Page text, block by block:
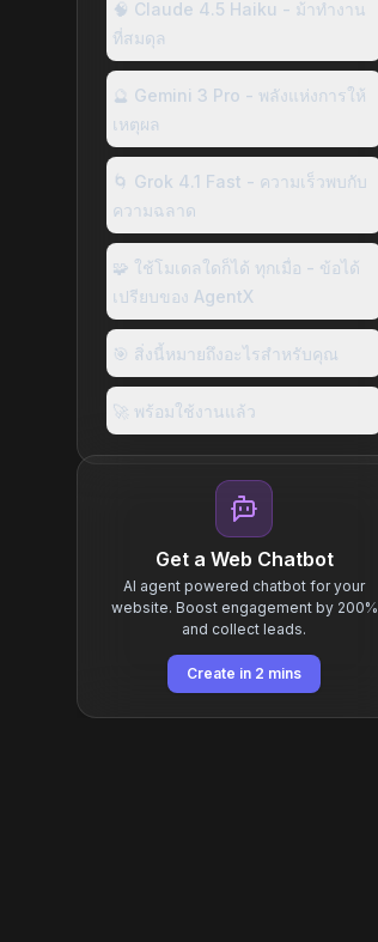
🧠 Claude 4.5 Haiku - ม้าทำงาน
ที่สมดุล
🔮 Gemini 3 Pro - พลังแห่งการให้
เหตุผล
🌀 Grok 4.1 Fast - ความเร็วพบกับ
ความฉลาด
🧩 ใช้โมเดลใดก็ได้ ทุกเมื่อ - ข้อได้
เปรียบของ AgentX
🎯 สิ่งนี้หมายถึงอะไรสำหรับคุณ
🚀 พร้อมใช้งานแล้ว
Get a Web Chatbot
AI agent powered chatbot for your
website. Boost engagement by 200%
and collect leads.
Create in 2 mins